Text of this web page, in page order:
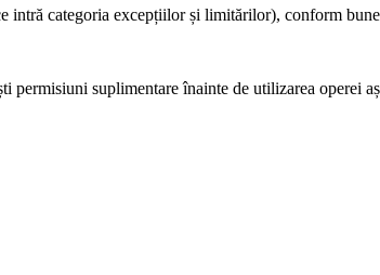
categoria excepțiilor și limitărilor), conform
permisiuni suplimentare înainte de utilizarea operei